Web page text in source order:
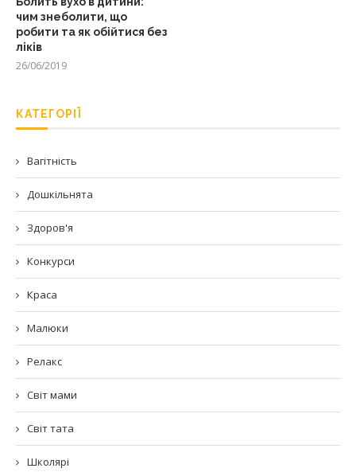
чим знеболити, що
робити та як обійтися без
ліків
26/06/2019
КАТЕГОРІЇ
Вагітність
Дошкільнята
Здоров'я
Конкурси
Краса
Малюки
Релакс
Світ мами
Світ тата
Школярі